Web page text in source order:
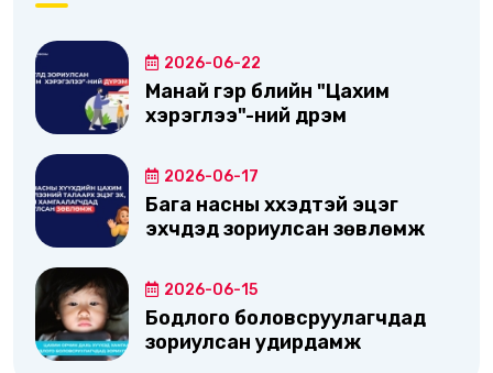
2026-06-22
Манай гэр бүлийн "Цахим
хэрэглээ"-ний дүрэм
2026-06-17
Бага насны хүүхэдтэй эцэг
эхчүүдэд зориулсан зөвлөмж
2026-06-15
Бодлого боловсруулагчдад
зориулсан удирдамж